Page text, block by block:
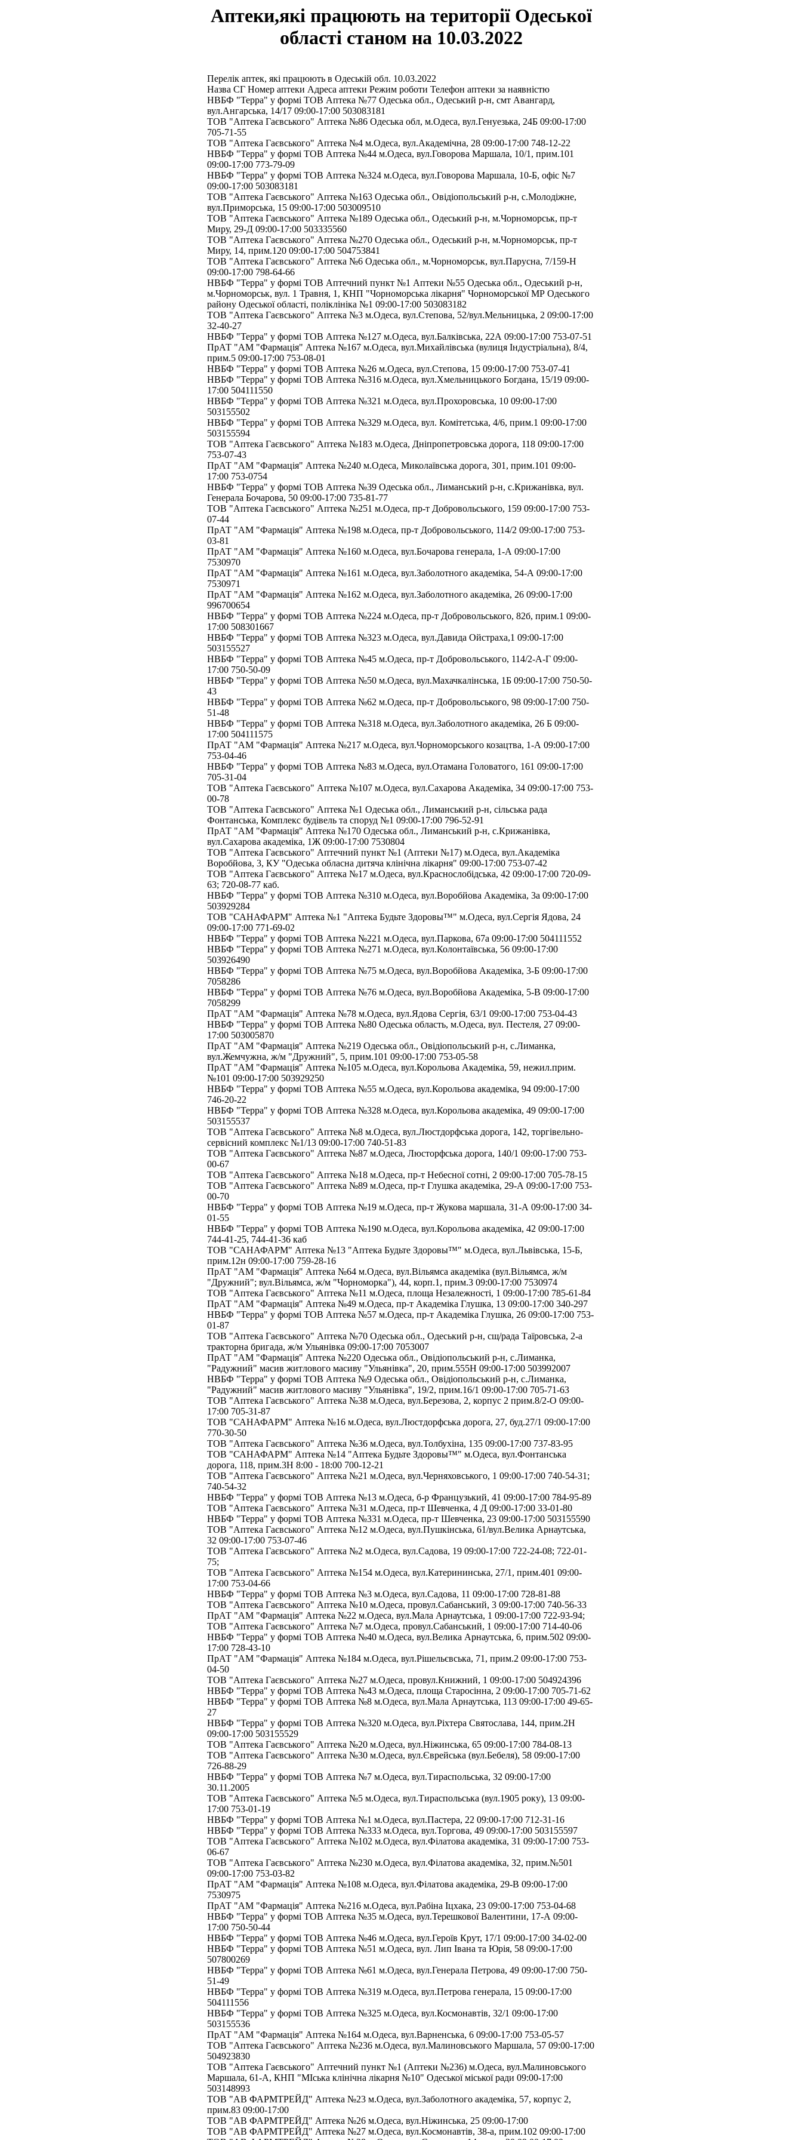
Аптеки,які працюють на території Одеської
області станом на 10.03.2022
Перелік аптек, які працюють в Одеській обл. 10.03.2022
Назва СГ Номер аптеки Адреса аптеки Режим роботи Телефон аптеки за наявністю
НВБФ "Терра" у формі ТОВ Аптека №77 Одеська обл., Одеський р-н, смт Авангард,
вул.Ангарська, 14/17 09:00-17:00 503083181
ТОВ "Аптека Гаєвського" Аптека №86 Одеська обл, м.Одеса, вул.Генуезька, 24Б 09:00-17:00
705-71-55
ТОВ "Аптека Гаєвського" Аптека №4 м.Одеса, вул.Академічна, 28 09:00-17:00 748-12-22
НВБФ "Терра" у формі ТОВ Аптека №44 м.Одеса, вул.Говорова Маршала, 10/1, прим.101
09:00-17:00 773-79-09
НВБФ "Терра" у формі ТОВ Аптека №324 м.Одеса, вул.Говорова Маршала, 10-Б, офіс №7
09:00-17:00 503083181
ТОВ "Аптека Гаєвського" Аптека №163 Одеська обл., Овідіопольський р-н, с.Молодіжне,
вул.Приморська, 15 09:00-17:00 503009510
ТОВ "Аптека Гаєвського" Аптека №189 Одеська обл., Одеський р-н, м.Чорноморськ, пр-т
Миру, 29-Д 09:00-17:00 503335560
ТОВ "Аптека Гаєвського" Аптека №270 Одеська обл., Одеський р-н, м.Чорноморськ, пр-т
Миру, 14, прим.120 09:00-17:00 504753841
ТОВ "Аптека Гаєвського" Аптека №6 Одеська обл., м.Чорноморськ, вул.Парусна, 7/159-Н
09:00-17:00 798-64-66
НВБФ "Терра" у формі ТОВ Аптечний пункт №1 Аптеки №55 Одеська обл., Одеський р-н,
м.Чорноморськ, вул. 1 Травня, 1, КНП "Чорноморська лікарня" Чорноморської МР Одеського
району Одеської області, поліклініка №1 09:00-17:00 503083182
ТОВ "Аптека Гаєвського" Аптека №3 м.Одеса, вул.Степова, 52/вул.Мельницька, 2 09:00-17:00
32-40-27
НВБФ "Терра" у формі ТОВ Аптека №127 м.Одеса, вул.Балківська, 22А 09:00-17:00 753-07-51
ПрАТ "АМ "Фармація" Аптека №167 м.Одеса, вул.Михайлівська (вулиця Індустріальна), 8/4,
прим.5 09:00-17:00 753-08-01
НВБФ "Терра" у формі ТОВ Аптека №26 м.Одеса, вул.Степова, 15 09:00-17:00 753-07-41
НВБФ "Терра" у формі ТОВ Аптека №316 м.Одеса, вул.Хмельницького Богдана, 15/19 09:00-
17:00 504111550
НВБФ "Терра" у формі ТОВ Аптека №321 м.Одеса, вул.Прохоровська, 10 09:00-17:00
503155502
НВБФ "Терра" у формі ТОВ Аптека №329 м.Одеса, вул. Комітетська, 4/6, прим.1 09:00-17:00
503155594
ТОВ "Аптека Гаєвського" Аптека №183 м.Одеса, Дніпропетровська дорога, 118 09:00-17:00
753-07-43
ПрАТ "АМ "Фармація" Аптека №240 м.Одеса, Миколаївська дорога, 301, прим.101 09:00-
17:00 753-0754
НВБФ "Терра" у формі ТОВ Аптека №39 Одеська обл., Лиманський р-н, с.Крижанівка, вул.
Генерала Бочарова, 50 09:00-17:00 735-81-77
ТОВ "Аптека Гаєвського" Аптека №251 м.Одеса, пр-т Добровольського, 159 09:00-17:00 753-
07-44
ПрАТ "АМ "Фармація" Аптека №198 м.Одеса, пр-т Добровольського, 114/2 09:00-17:00 753-
03-81
ПрАТ "АМ "Фармація" Аптека №160 м.Одеса, вул.Бочарова генерала, 1-А 09:00-17:00
7530970
ПрАТ "АМ "Фармація" Аптека №161 м.Одеса, вул.Заболотного академіка, 54-А 09:00-17:00
7530971
ПрАТ "АМ "Фармація" Аптека №162 м.Одеса, вул.Заболотного академіка, 26 09:00-17:00
996700654
НВБФ "Терра" у формі ТОВ Аптека №224 м.Одеса, пр-т Добровольського, 82б, прим.1 09:00-
17:00 508301667
НВБФ "Терра" у формі ТОВ Аптека №323 м.Одеса, вул.Давида Ойстраха,1 09:00-17:00
503155527
НВБФ "Терра" у формі ТОВ Аптека №45 м.Одеса, пр-т Добровольського, 114/2-А-Г 09:00-
17:00 750-50-09
НВБФ "Терра" у формі ТОВ Аптека №50 м.Одеса, вул.Махачкалінська, 1Б 09:00-17:00 750-50-
43
НВБФ "Терра" у формі ТОВ Аптека №62 м.Одеса, пр-т Добровольського, 98 09:00-17:00 750-
51-48
НВБФ "Терра" у формі ТОВ Аптека №318 м.Одеса, вул.Заболотного академіка, 26 Б 09:00-
17:00 504111575
ПрАТ "АМ "Фармація" Аптека №217 м.Одеса, вул.Чорноморського козацтва, 1-А 09:00-17:00
753-04-46
НВБФ "Терра" у формі ТОВ Аптека №83 м.Одеса, вул.Отамана Головатого, 161 09:00-17:00
705-31-04
ТОВ "Аптека Гаєвського" Аптека №107 м.Одеса, вул.Сахарова Академіка, 34 09:00-17:00 753-
00-78
ТОВ "Аптека Гаєвського" Аптека №1 Одеська обл., Лиманський р-н, сільська рада
Фонтанська, Комплекс будівель та споруд №1 09:00-17:00 796-52-91
ПрАТ "АМ "Фармація" Аптека №170 Одеська обл., Лиманський р-н, с.Крижанівка,
вул.Сахарова академіка, 1Ж 09:00-17:00 7530804
ТОВ "Аптека Гаєвського" Аптечний пункт №1 (Аптеки №17) м.Одеса, вул.Академіка
Воробйова, 3, КУ "Одеська обласна дитяча клінічна лікарня" 09:00-17:00 753-07-42
ТОВ "Аптека Гаєвського" Аптека №17 м.Одеса, вул.Краснослобідська, 42 09:00-17:00 720-09-
63; 720-08-77 каб.
НВБФ "Терра" у формі ТОВ Аптека №310 м.Одеса, вул.Воробйова Академіка, 3а 09:00-17:00
503929284
ТОВ "САНАФАРМ" Аптека №1 "Аптека Будьте Здоровы™" м.Одеса, вул.Сергія Ядова, 24
09:00-17:00 771-69-02
НВБФ "Терра" у формі ТОВ Аптека №221 м.Одеса, вул.Паркова, 67а 09:00-17:00 504111552
НВБФ "Терра" у формі ТОВ Аптека №271 м.Одеса, вул.Колонтаївська, 56 09:00-17:00
503926490
НВБФ "Терра" у формі ТОВ Аптека №75 м.Одеса, вул.Воробйова Академіка, 3-Б 09:00-17:00
7058286
НВБФ "Терра" у формі ТОВ Аптека №76 м.Одеса, вул.Воробйова Академіка, 5-В 09:00-17:00
7058299
ПрАТ "АМ "Фармація" Аптека №78 м.Одеса, вул.Ядова Сергія, 63/1 09:00-17:00 753-04-43
НВБФ "Терра" у формі ТОВ Аптека №80 Одеська область, м.Одеса, вул. Пестеля, 27 09:00-
17:00 503005870
ПрАТ "АМ "Фармація" Аптека №219 Одеська обл., Овідіопольський р-н, с.Лиманка,
вул.Жемчужна, ж/м "Дружний", 5, прим.101 09:00-17:00 753-05-58
ПрАТ "АМ "Фармація" Аптека №105 м.Одеса, вул.Корольова Академіка, 59, нежил.прим.
№101 09:00-17:00 503929250
НВБФ "Терра" у формі ТОВ Аптека №55 м.Одеса, вул.Корольова академіка, 94 09:00-17:00
746-20-22
НВБФ "Терра" у формі ТОВ Аптека №328 м.Одеса, вул.Корольова академіка, 49 09:00-17:00
503155537
ТОВ "Аптека Гаєвського" Аптека №8 м.Одеса, вул.Люстдорфська дорога, 142, торгівельно-
сервісний комплекс №1/13 09:00-17:00 740-51-83
ТОВ "Аптека Гаєвського" Аптека №87 м.Одеса, Люсторфська дорога, 140/1 09:00-17:00 753-
00-67
ТОВ "Аптека Гаєвського" Аптека №18 м.Одеса, пр-т Небесної сотні, 2 09:00-17:00 705-78-15
ТОВ "Аптека Гаєвського" Аптека №89 м.Одеса, пр-т Глушка академіка, 29-А 09:00-17:00 753-
00-70
НВБФ "Терра" у формі ТОВ Аптека №19 м.Одеса, пр-т Жукова маршала, 31-А 09:00-17:00 34-
01-55
НВБФ "Терра" у формі ТОВ Аптека №190 м.Одеса, вул.Корольова академіка, 42 09:00-17:00
744-41-25, 744-41-36 каб
ТОВ "САНАФАРМ" Аптека №13 "Аптека Будьте Здоровы™" м.Одеса, вул.Львівська, 15-Б,
прим.12н 09:00-17:00 759-28-16
ПрАТ "АМ "Фармація" Аптека №64 м.Одеса, вул.Вільямса академіка (вул.Вільямса, ж/м
"Дружний"; вул.Вільямса, ж/м "Чорноморка"), 44, корп.1, прим.3 09:00-17:00 7530974
ТОВ "Аптека Гаєвського" Аптека №11 м.Одеса, площа Незалежності, 1 09:00-17:00 785-61-84
ПрАТ "АМ "Фармація" Аптека №49 м.Одеса, пр-т Академіка Глушка, 13 09:00-17:00 340-297
НВБФ "Терра" у формі ТОВ Аптека №57 м.Одеса, пр-т Академіка Глушка, 26 09:00-17:00 753-
01-87
ТОВ "Аптека Гаєвського" Аптека №70 Одеська обл., Одеський р-н, сщ/рада Таїровська, 2-а
тракторна бригада, ж/м Ульянівка 09:00-17:00 7053007
ПрАТ "АМ "Фармація" Аптека №220 Одеська обл., Овідіопольський р-н, с.Лиманка,
"Радужний" масив житлового масиву "Ульянівка", 20, прим.555Н 09:00-17:00 503992007
НВБФ "Терра" у формі ТОВ Аптека №9 Одеська обл., Овідіопольський р-н, с.Лиманка,
"Радужний" масив житлового масиву "Ульянівка", 19/2, прим.16/1 09:00-17:00 705-71-63
ТОВ "Аптека Гаєвського" Аптека №38 м.Одеса, вул.Березова, 2, корпус 2 прим.8/2-О 09:00-
17:00 705-31-87
ТОВ "САНАФАРМ" Аптека №16 м.Одеса, вул.Люстдорфська дорога, 27, буд.27/1 09:00-17:00
770-30-50
ТОВ "Аптека Гаєвського" Аптека №36 м.Одеса, вул.Толбухіна, 135 09:00-17:00 737-83-95
ТОВ "САНАФАРМ" Аптека №14 "Аптека Будьте Здоровы™" м.Одеса, вул.Фонтанська
дорога, 118, прим.3Н 8:00 - 18:00 700-12-21
ТОВ "Аптека Гаєвського" Аптека №21 м.Одеса, вул.Черняховського, 1 09:00-17:00 740-54-31;
740-54-32
НВБФ "Терра" у формі ТОВ Аптека №13 м.Одеса, б-р Французький, 41 09:00-17:00 784-95-89
ТОВ "Аптека Гаєвського" Аптека №31 м.Одеса, пр-т Шевченка, 4 Д 09:00-17:00 33-01-80
НВБФ "Терра" у формі ТОВ Аптека №331 м.Одеса, пр-т Шевченка, 23 09:00-17:00 503155590
ТОВ "Аптека Гаєвського" Аптека №12 м.Одеса, вул.Пушкінська, 61/вул.Велика Арнаутська,
32 09:00-17:00 753-07-46
ТОВ "Аптека Гаєвського" Аптека №2 м.Одеса, вул.Садова, 19 09:00-17:00 722-24-08; 722-01-
75;
ТОВ "Аптека Гаєвського" Аптека №154 м.Одеса, вул.Катерининська, 27/1, прим.401 09:00-
17:00 753-04-66
НВБФ "Терра" у формі ТОВ Аптека №3 м.Одеса, вул.Садова, 11 09:00-17:00 728-81-88
ТОВ "Аптека Гаєвського" Аптека №10 м.Одеса, провул.Сабанський, 3 09:00-17:00 740-56-33
ПрАТ "АМ "Фармація" Аптека №22 м.Одеса, вул.Мала Арнаутська, 1 09:00-17:00 722-93-94;
ТОВ "Аптека Гаєвського" Аптека №7 м.Одеса, провул.Сабанський, 1 09:00-17:00 714-40-06
НВБФ "Терра" у формі ТОВ Аптека №40 м.Одеса, вул.Велика Арнаутська, 6, прим.502 09:00-
17:00 728-43-10
ПрАТ "АМ "Фармація" Аптека №184 м.Одеса, вул.Рішельєвська, 71, прим.2 09:00-17:00 753-
04-50
ТОВ "Аптека Гаєвського" Аптека №27 м.Одеса, провул.Книжний, 1 09:00-17:00 504924396
НВБФ "Терра" у формі ТОВ Аптека №43 м.Одеса, площа Старосінна, 2 09:00-17:00 705-71-62
НВБФ "Терра" у формі ТОВ Аптека №8 м.Одеса, вул.Мала Арнаутська, 113 09:00-17:00 49-65-
27
НВБФ "Терра" у формі ТОВ Аптека №320 м.Одеса, вул.Ріхтера Святослава, 144, прим.2Н
09:00-17:00 503155529
ТОВ "Аптека Гаєвського" Аптека №20 м.Одеса, вул.Ніжинська, 65 09:00-17:00 784-08-13
ТОВ "Аптека Гаєвського" Аптека №30 м.Одеса, вул.Єврейська (вул.Бебеля), 58 09:00-17:00
726-88-29
НВБФ "Терра" у формі ТОВ Аптека №7 м.Одеса, вул.Тираспольська, 32 09:00-17:00
30.11.2005
ТОВ "Аптека Гаєвського" Аптека №5 м.Одеса, вул.Тираспольська (вул.1905 року), 13 09:00-
17:00 753-01-19
НВБФ "Терра" у формі ТОВ Аптека №1 м.Одеса, вул.Пастера, 22 09:00-17:00 712-31-16
НВБФ "Терра" у формі ТОВ Аптека №333 м.Одеса, вул.Торгова, 49 09:00-17:00 503155597
ТОВ "Аптека Гаєвського" Аптека №102 м.Одеса, вул.Філатова академіка, 31 09:00-17:00 753-
06-67
ТОВ "Аптека Гаєвського" Аптека №230 м.Одеса, вул.Філатова академіка, 32, прим.№501
09:00-17:00 753-03-82
ПрАТ "АМ "Фармація" Аптека №108 м.Одеса, вул.Філатова академіка, 29-В 09:00-17:00
7530975
ПрАТ "АМ "Фармація" Аптека №216 м.Одеса, вул.Рабіна Іцхака, 23 09:00-17:00 753-04-68
НВБФ "Терра" у формі ТОВ Аптека №35 м.Одеса, вул.Терешкової Валентини, 17-А 09:00-
17:00 750-50-44
НВБФ "Терра" у формі ТОВ Аптека №46 м.Одеса, вул.Героїв Крут, 17/1 09:00-17:00 34-02-00
НВБФ "Терра" у формі ТОВ Аптека №51 м.Одеса, вул. Лип Івана та Юрія, 58 09:00-17:00
507800269
НВБФ "Терра" у формі ТОВ Аптека №61 м.Одеса, вул.Генерала Петрова, 49 09:00-17:00 750-
51-49
НВБФ "Терра" у формі ТОВ Аптека №319 м.Одеса, вул.Петрова генерала, 15 09:00-17:00
504111556
НВБФ "Терра" у формі ТОВ Аптека №325 м.Одеса, вул.Космонавтів, 32/1 09:00-17:00
503155536
ПрАТ "АМ "Фармація" Аптека №164 м.Одеса, вул.Варненська, 6 09:00-17:00 753-05-57
ТОВ "Аптека Гаєвського" Аптека №236 м.Одеса, вул.Малиновського Маршала, 57 09:00-17:00
504923830
ТОВ "Аптека Гаєвського" Аптечний пункт №1 (Аптеки №236) м.Одеса, вул.Малиновського
Маршала, 61-А, КНП "МІська клінічна лікарня №10" Одеської міської ради 09:00-17:00
503148993
ТОВ "АВ ФАРМТРЕЙД" Аптека №23 м.Одеса, вул.Заболотного академіка, 57, корпус 2,
прим.83 09:00-17:00
ТОВ "АВ ФАРМТРЕЙД" Аптека №26 м.Одеса, вул.Ніжинська, 25 09:00-17:00
ТОВ "АВ ФАРМТРЕЙД" Аптека №27 м.Одеса, вул.Космонавтів, 38-а, прим.102 09:00-17:00